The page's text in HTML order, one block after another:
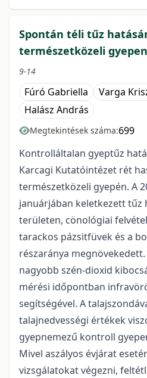
Spontán téli tűz
természetközeli gyepen
9-14
Fúró Gabriella Varga
Halász András
Megtekintések száma:699
Kontrolláltalan gyeptűz
Karcagi Kutatóintézet rét
természetközeli gyepén. A
januárjában keletkezett tűz
területen, cönológiai
tarackos pázsitfüvek és a
részaránya
nagyobb szén-dioxid
mérési időpontban
segítségével. A
talajnedvességi értékek
gyepnemezű kontroll
Mivel aszályos évjárat
vizsgálatokat végezni,